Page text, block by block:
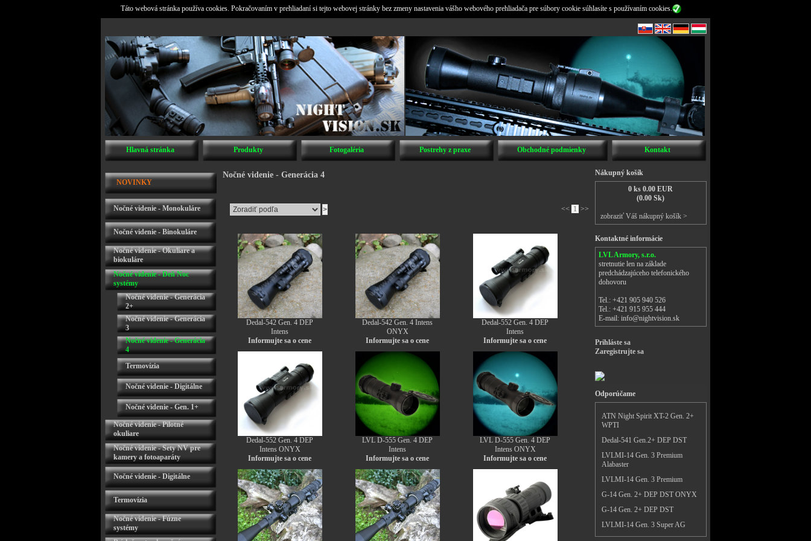
Táto webová stránka používa cookies. Pokračovaním v prehliadaní si tejto webovej stránky bez zmeny nastavenia vášho webového prehliadača pre súbory cookie súhlasíte s používaním cookies.
Hlavná stránka Produkty Fotogaléria Postrehy z praxe Obchodné podmienky Kontakt
NOVINKY
Nočné videnie - Monokuláre
Nočné videnie - Binokuláre
Nočné videnie - Okuliare a
biokuláre
Nočné videnie - Deň Noc
systémy
Nočné videnie - Generácia
2+
Nočné videnie - Generácia
3
Nočné videnie - Generácia
4
Termovízia
Nočné videnie - Digitálne
Nočné videnie - Gen. 1+
Nočné videnie - Pilotné
okuliare
Nočné videnie - Sety NV pre
kamery a fotoaparáty
Nočné videnie - Digitálne
Termovízia
Nočné videnie - Fúzne
systémy
Nočné videnie - Generácia 4
<< 1 >>
Dedal-542 Gen. 4 DEP
Intens
Informujte sa o cene
Dedal-542 Gen. 4 Intens
ONYX
Informujte sa o cene
Dedal-552 Gen. 4 DEP
Intens
Informujte sa o cene
Dedal-552 Gen. 4 DEP
Intens ONYX
Informujte sa o cene
LVL D-555 Gen. 4 DEP
Intens
Informujte sa o cene
LVL D-555 Gen. 4 DEP
Intens ONYX
Informujte sa o cene
Nákupný košík
0 ks 0.00 EUR
(0.00 Sk)
zobraziť Váš nákupný košík >
Kontaktné informácie
LVL Armory, s.r.o.
stretnutie len na základe
predchádzajúceho telefonického
dohovoru
Tel.: +421 905 940 526
Tel.: +421 915 955 444
E-mail: info@nightvision.sk
Prihláste sa
Zaregistrujte sa
Odporúčame
ATN Night Spirit XT-2 Gen. 2+
WPTI
Dedal-541 Gen.2+ DEP DST
LVLMI-14 Gen. 3 Premium
Alabaster
LVLMI-14 Gen. 3 Premium
G-14 Gen. 2+ DEP DST ONYX
G-14 Gen. 2+ DEP DST
LVLMI-14 Gen. 3 Super AG